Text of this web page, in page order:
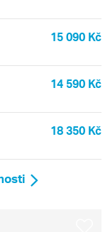
15 090 Kč
14 590 Kč
18 350 Kč